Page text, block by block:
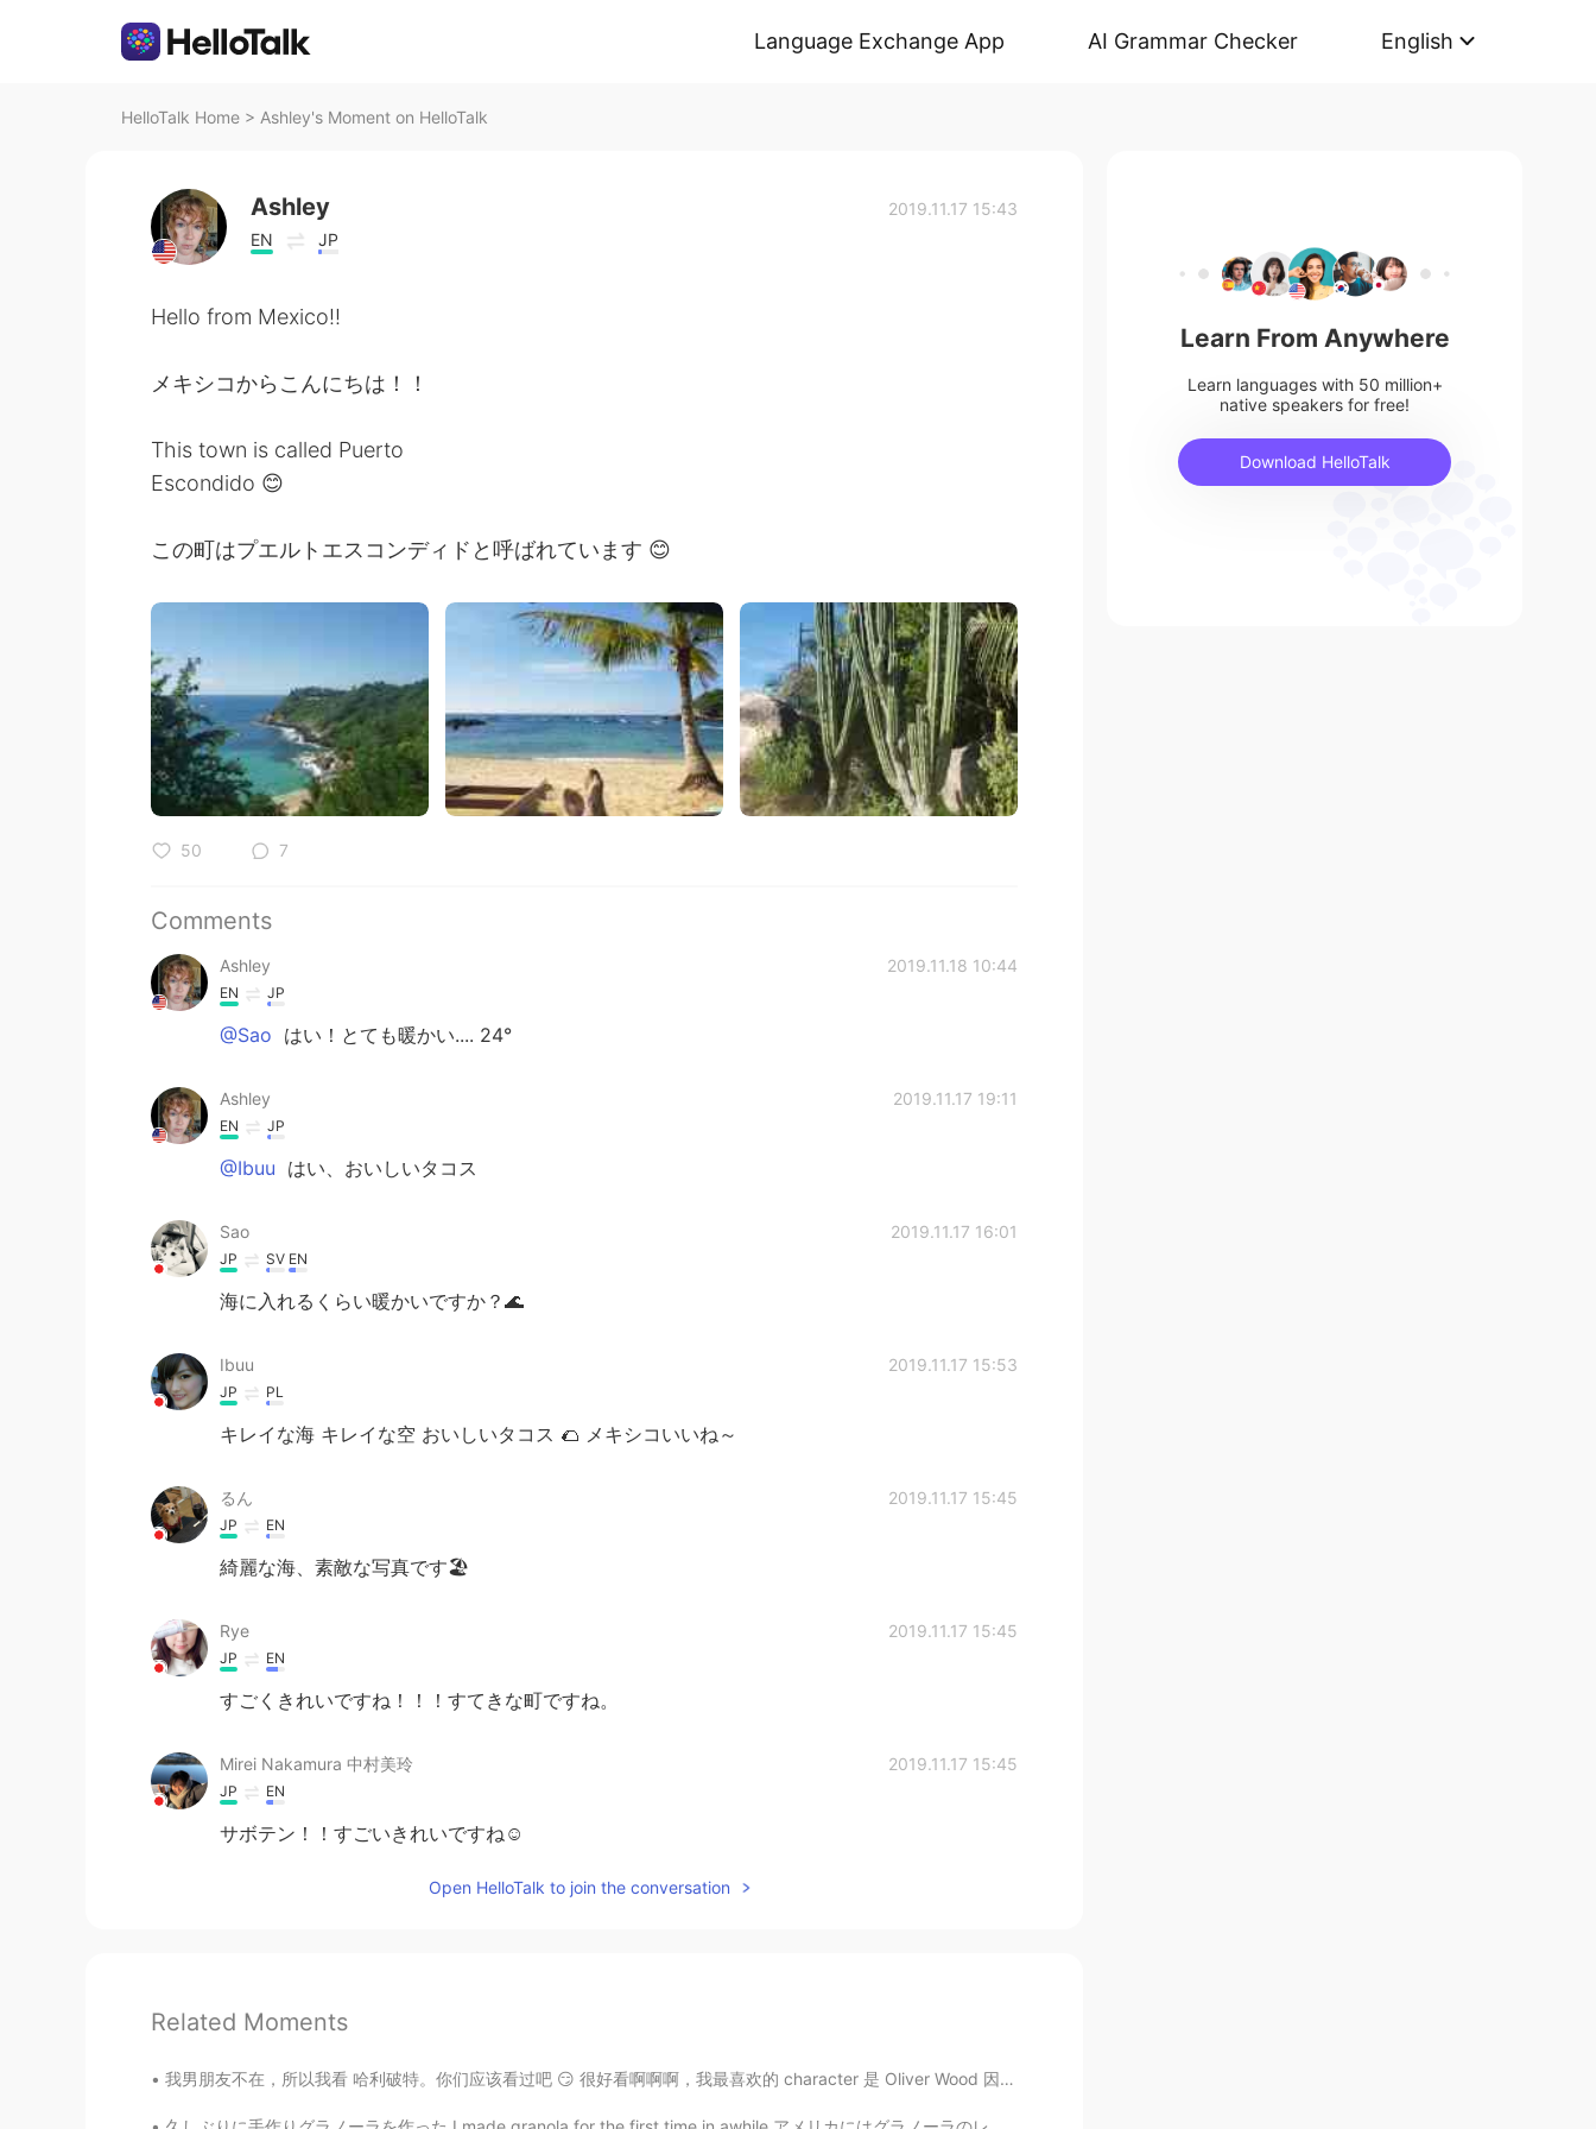
Language Exchange App AI Grammar Checker English
HelloTalk Home > Ashley's Moment on HelloTalk
Ashley
EN JP
2019.11.17 15:43
Hello from Mexico!!
メキシコからこんにちは！！
This town is called Puerto
Escondido 😊
この町はプエルトエスコンディドと呼ばれています 😊
50 7
Comments
Ashley 2019.11.18 10:44
EN JP
@Sao はい！とても暖かい.... 24°
Ashley 2019.11.17 19:11
EN JP
@Ibuu はい、おいしいタコス
Sao 2019.11.17 16:01
JP SV EN
海に入れるくらい暖かいですか？🌊
Ibuu 2019.11.17 15:53
JP PL
キレイな海 キレイな空 おいしいタコス 🌮 メキシコいいね～
るん 2019.11.17 15:45
JP EN
綺麗な海、素敵な写真です🏖
Rye 2019.11.17 15:45
JP EN
すごくきれいですね！！！すてきな町ですね。
Mirei Nakamura 中村美玲 2019.11.17 15:45
JP EN
サボテン！！すごいきれいですね☺️
Open HelloTalk to join the conversation
Related Moments
我男朋友不在，所以我看 哈利破特。你们应该看过吧 😏 很好看啊啊啊，我最喜欢的 character 是 Oliver Wood 因为他很帅。我以前要买中文版的可是不知道要在哪儿买的啊 😖 如果你...
Learn From Anywhere
Learn languages with 50 million+
native speakers for free!
Download HelloTalk